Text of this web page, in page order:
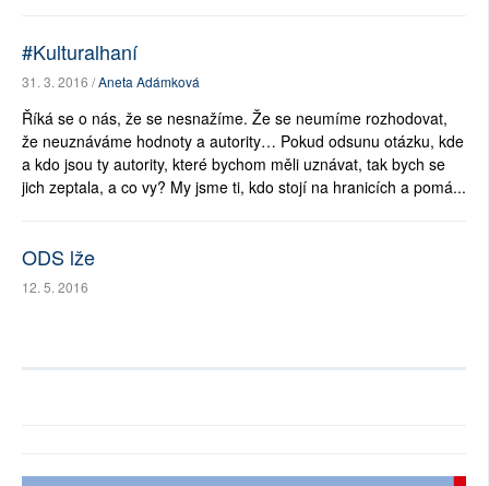
#Kulturalhaní
31. 3. 2016 /Aneta Adámková
Říká se o nás, že se nesnažíme. Že se neumíme rozhodovat,
že neuznáváme hodnoty a autority… Pokud odsunu otázku, kde
a kdo jsou ty autority, které bychom měli uznávat, tak bych se
jich zeptala, a co vy? My jsme ti, kdo stojí na hranicích a pomá...
ODS lže
12. 5. 2016